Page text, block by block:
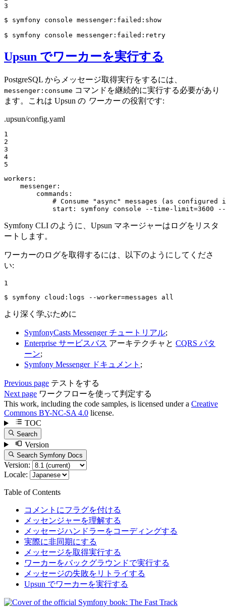
3
$ symfony console messenger:failed:show
$ symfony console messenger:failed:retry
Upsun でワーカーを実行する
PostgreSQL からメッセージ取得実行をするには、
messenger:consume コマンドを継続的に実行する必要があり
ます。これは Upsun の ワーカーの役割です:
.upsun/config.yaml
1
2
3
4
5
workers:
messenger:
commands:
# Consume "async" messages (as
start:
symfony console --time-limit=3600 --
Symfony CLI のように、Upsun マネージャーはログをリスタ
ートします。
ワーカーのログを取得するには、以下のようにしてくださ
い:
1
$ symfony cloud:logs --worker=messages all
より深く学ぶために
SymfonyCasts Messenger チュートリアル;
Enterprise サービスバス アーキテクチャと CQRS パタ
ーン;
Symfony Messenger ドキュメント ;
Previous page テストをする
Next page ワークフローを使って判定する
This work, including the code samples, is licensed under a Creative
Commons BY-NC-SA 4.0 license.
TOC
Search
Version
Search Symfony Docs
Version:
Locale:
Table of Contents
コメントにフラグを付ける
メッセンジャーを理解する
メッセージハンドラーをコーディングする
実際に非同期にする
メッセージを取得実行する
ワーカーをバックグラウンドで実行する
メッセージの失敗をリトライする
Upsun でワーカーを実行する